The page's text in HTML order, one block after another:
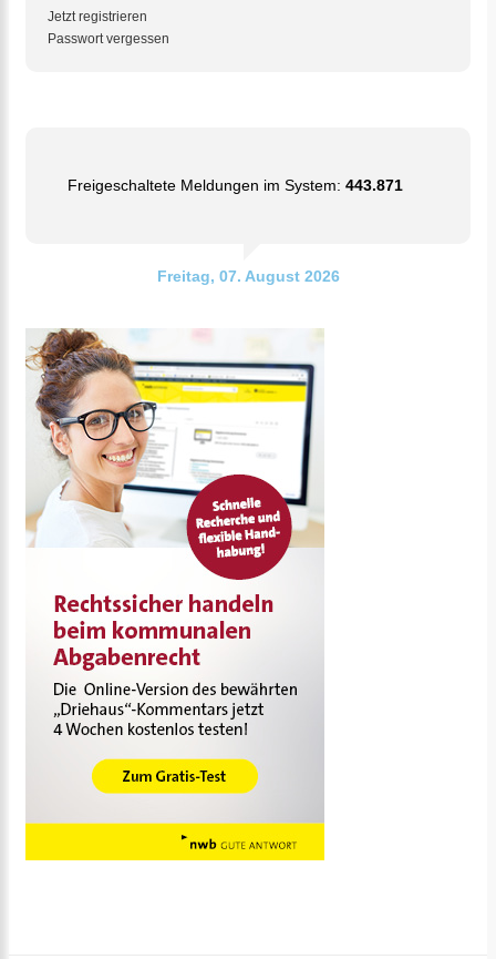
Jetzt registrieren
Passwort vergessen
Freigeschaltete Meldungen im System: 443.871
Freitag, 07. August 2026